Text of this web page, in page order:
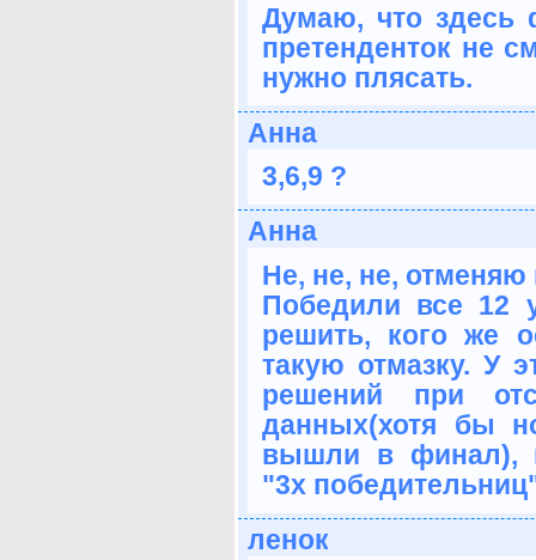
Думаю, что здесь
претенденток не
нужно плясать.
Анна
3,6,9 ?
Анна
Не, не, не,
Победили все 12
решить, кого же
такую отмазку. У
решений при
данных(хотя бы
вышли в финал),
"3х
ленок